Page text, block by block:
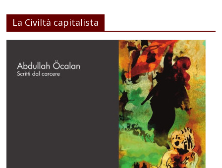
La Civiltà capitalista